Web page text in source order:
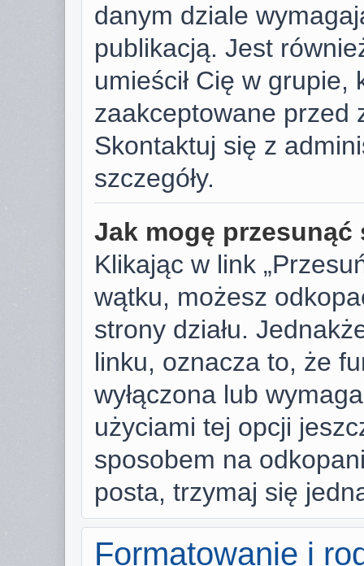
danym dziale
publikacją. Jest
umieścił Cię w
zaakceptowane przed
Skontaktuj się z
szczegóły.
Jak mogę
Klikając w link
wątku, możesz
strony działu.
linku, oznacza to, że
wyłączona lub
użyciami tej opcji
sposobem na
posta, trzymaj się
Formatowanie i